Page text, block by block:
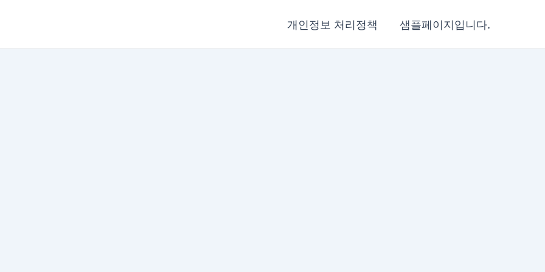
개인정보 처리정책 샘플페이지입니다.